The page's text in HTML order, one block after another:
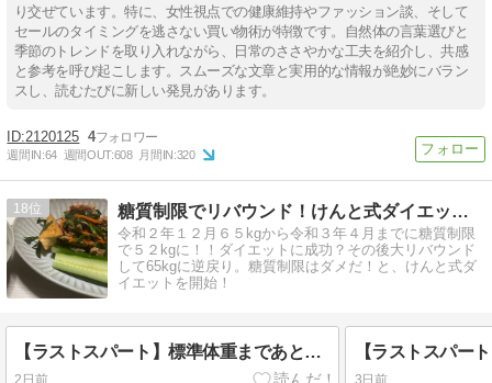
り交ぜています。特に、女性視点での健康維持やファッション談、そして
セールのタイミングを逃さない買い物術が特徴です。自然体の言葉選びと
季節のトレンドを取り入れながら、日常のささやかな工夫を紹介し、共感
と参考を呼び起こします。スムーズな文章と実用的な情報が絶妙にバラン
スし、読むたびに新しい発見があります。
2120125 4
週間IN:64 週間OUT:608 月間IN:320
18 糖質制限でリバウンド！けんと式ダイエットに挑戦中！
令和２年１２月６５kgから令和３年４月までに糖質制限
で５２kgに！！ダイエットに成功？その後大リバウンド
して65kgに逆戻り。糖質制限はダメだ！と、けんと式ダ
イエットを開始！
【ラストスパート】標準体重まであとすこしとなった今、停滞しないためにやっていること
2日前 3日前